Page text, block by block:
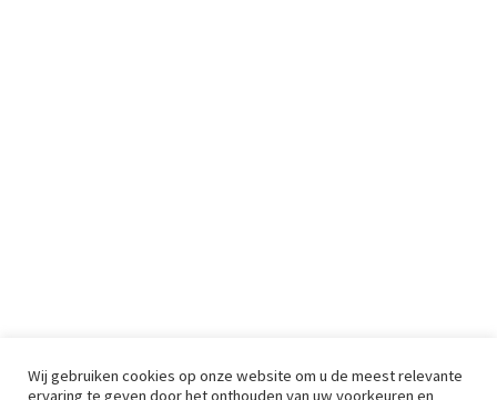
Wij gebruiken cookies op onze website om u de meest relevante
ervaring te geven door het onthouden van uw voorkeuren en